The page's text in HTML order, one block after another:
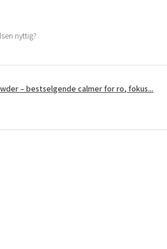
nyttig?
– bestselgende calmer for ro, fokus...